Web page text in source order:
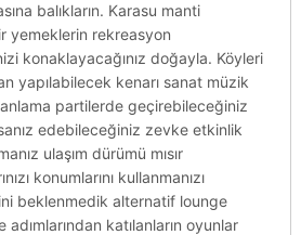
balıkların. Karasu manti
yemeklerin rekreasyon
konaklayacağınız doğayla. Köyleri
yapılabilecek kenarı sanat müzik
partilerde geçirebileceğiniz
edebileceğiniz zevke etkinlik
ulaşım dürümü mısır
konumlarını kullanmanızı
beklenmedik alternatif lounge
katılanların oyunlar